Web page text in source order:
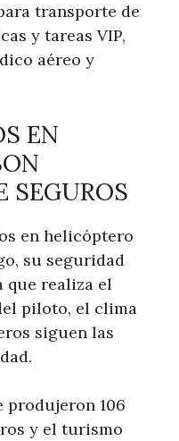
transporte de
y tareas VIP,
aéreo y
EN
SEGUROS
en helicóptero
su seguridad
que realiza el
piloto, el clima
siguen las
produjeron 106
y el turismo